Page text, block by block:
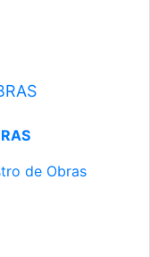
de Obras